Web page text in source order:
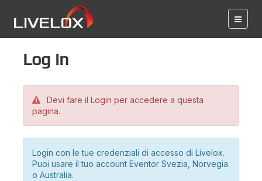
Log in
Devi fare il Login per accedere a questa
pagina.
Login con le tue credenziali di accesso di Livelox.
Puoi usare il tuo account Eventor Svezia, Norvegia
o Australia.